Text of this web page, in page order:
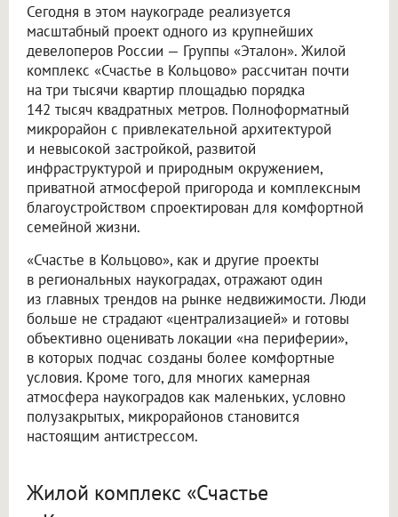
Сегодня в этом наукограде реализуется
масштабный проект одного из крупнейших
девелоперов России — Группы «Эталон». Жилой
комплекс «Счастье в Кольцово» рассчитан почти
на три тысячи квартир площадью порядка
142 тысяч квадратных метров. Полноформатный
микрорайон с привлекательной архитектурой
и невысокой застройкой, развитой
инфраструктурой и природным окружением,
приватной атмосферой пригорода и комплексным
благоустройством спроектирован для комфортной
семейной жизни.
«Счастье в Кольцово», как и другие проекты
в региональных наукоградах, отражают один
из главных трендов на рынке недвижимости. Люди
больше не страдают «централизацией» и готовы
объективно оценивать локации «на периферии»,
в которых подчас созданы более комфортные
условия. Кроме того, для многих камерная
атмосфера наукоградов как маленьких, условно
полузакрытых, микрорайонов становится
настоящим антистрессом.
Жилой комплекс «Счастье